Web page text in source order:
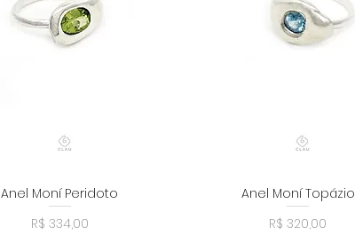
Visualização rápida
Anel Moní Peridoto
Preço
R$ 334,00
Visualização rápida
Anel Moní Topázio
Preço
R$ 320,00